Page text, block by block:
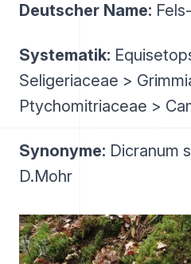
Deutscher Name:
Systematik:
Seligeriaceae >
Ptychomitriaceae >
Synonyme: Dicranum
D.Mohr